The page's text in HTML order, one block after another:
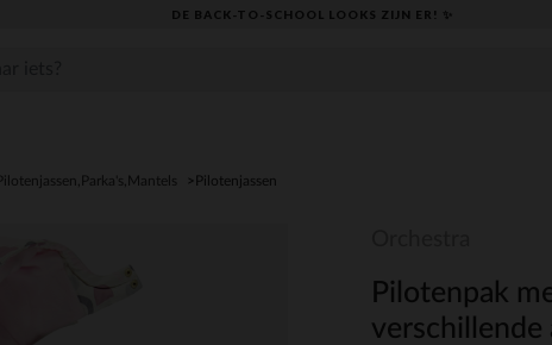
DE BACK-TO-SCHOOL LOOKS ZIJN ER! ✨
Pilotenjassen,Parka's,Mantels Pilotenjassen
Pilotenpak
verschillende